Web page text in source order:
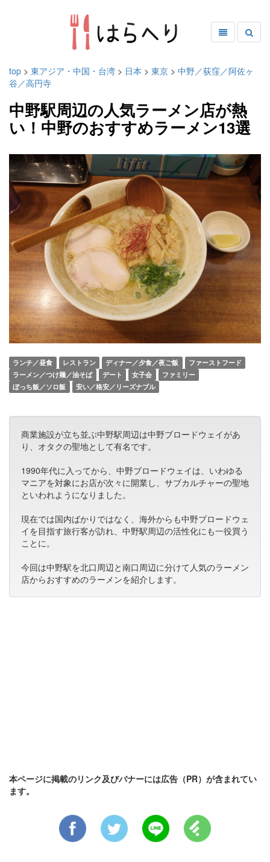
top > 東アジア・中国・台湾 > 日本 > 東京 > 中野／荻窪／阿佐ヶ
谷／高円寺
中野駅周辺の人気ラーメン店が熱
い！中野のおすすめラーメン13選
ランチ／昼食 レストラン ディナー／夕食／夜ご飯
ファーストフード
ラーメン／つけ麺／油そば
デート 女子会
ファミリー
ぼっち飯／ソロ飯
安い／格安／リーズナブル
商業施設が立ち並ぶ中野駅周辺は中野ブロードウェイがあ
り、オタクの聖地として有名です。
1990年代に入ってから、中野ブロードウェイは、いわゆる
マニアを対象にお店が次々に開業し、サブカルチャーの聖地
といわれようになりました。
現在では国内ばかりではなく、海外からも中野ブロードウェ
イを目指す旅行客が訪れ、中野駅周辺の活性化にも一役買う
ことに。
今回は中野駅を北口周辺と南口周辺に分けて人気のラーメン
店からおすすめのラーメンを紹介します。
本ページに掲載のリンク及びバナーには広告（PR）が含まれてい
ます。